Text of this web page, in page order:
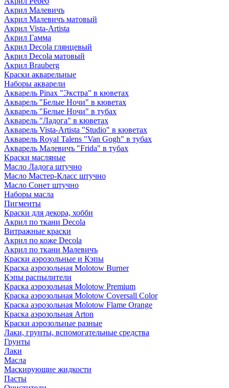
Акрил Малевичъ
Акрил Малевичъ матовый
Акрил Vista-Artista
Акрил Гамма
Акрил Decola глянцевый
Акрил Decola матовый
Акрил Brauberg
Краски акварельные
Наборы акварели
Акварель Pinax "Экстра" в кюветах
Акварель "Белые Ночи" в кюветах
Акварель "Белые Ночи" в тубах
Акварель "Ладога" в кюветах
Акварель Vista-Artista "Studio" в кюветах
Акварель Royal Talens "Van Gogh" в тубах
Акварель Малевичъ "Frida" в тубах
Краски масляные
Масло Ладога штучно
Масло Мастер-Класс штучно
Масло Сонет штучно
Наборы масла
Пигменты
Краски для декора, хобби
Акрил по ткани Decola
Витражные краски
Акрил по коже Decola
Акрил по ткани Малевичъ
Краски аэрозольные и Кэпы
Краска аэрозольная Molotow Burner
Кэпы распылители
Краска аэрозольная Molotow Premium
Краска аэрозольная Molotow Coversall Color
Краска аэрозольная Molotow Flame Orange
Краска аэрозольная Arton
Краски аэрозольные разные
Лаки, грунты, вспомогательные средства
Грунты
Лаки
Масла
Маскирующие жидкости
Пасты